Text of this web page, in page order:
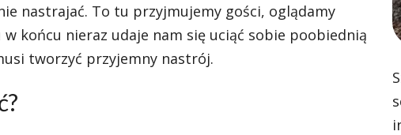
nastrajać. To tu przyjmujemy gości, oglądamy
końcu nieraz udaje nam się uciąć sobie poobiednią
tworzyć przyjemny nastrój.